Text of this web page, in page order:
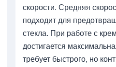
скорости. Средняя
подходит для
стекла. При работе с
достигается
требует быстрого, но